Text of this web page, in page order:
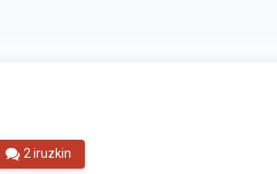
2 iruzkin